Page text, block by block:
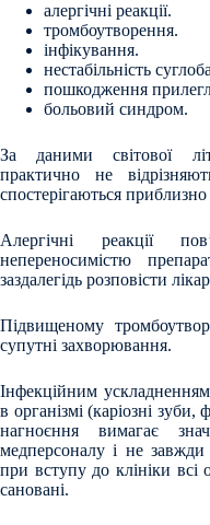
алергічні реакції.
тромбоутворення.
інфікування.
нестабільність суглоба
пошкодження
больовий синдром.
За даними світової
практично не
спостерігаються
Алергічні реакції
непереносимістю
заздалегідь розповісти
Підвищеному
супутні захворювання.
Інфекційним
в організмі (каріозні
нагноєння вимагає
медперсоналу і не
при вступу до клініки всі
сановані.